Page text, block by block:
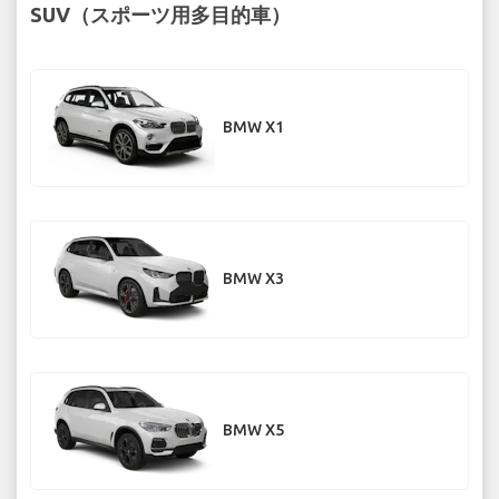
SUV（スポーツ用多目的車）
BMW X1
BMW X3
BMW X5